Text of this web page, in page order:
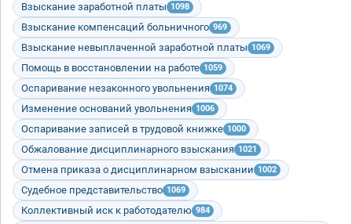
Взыскание заработной платы 1098
Взыскание компенсаций больничного 969
Взыскание невыплаченной заработной платы 1069
Помощь в восстановлении на работе 1059
Оспаривание незаконного увольнения 1074
Изменение оснований увольнения 1006
Оспаривание записей в трудовой книжке 1000
Обжалование дисциплинарного взыскания 1021
Отмена приказа о дисциплинарном взыскании 1002
Судебное представительство 1069
Коллективный иск к работодателю 984